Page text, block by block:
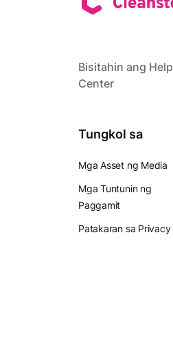
Bisitahin ang Help
Center
Tungkol sa
Mga Asset ng Media
Mga Tuntunin ng
Paggamit
Patakaran sa Privacy